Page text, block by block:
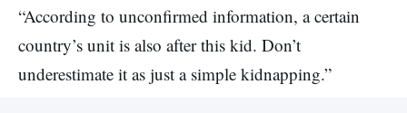
“According to unconfirmed information, a certain
country’s unit is also after this kid. Don’t
underestimate it as just a simple kidnapping.”